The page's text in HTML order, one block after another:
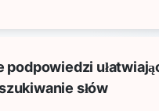
podpowiedzi
słów